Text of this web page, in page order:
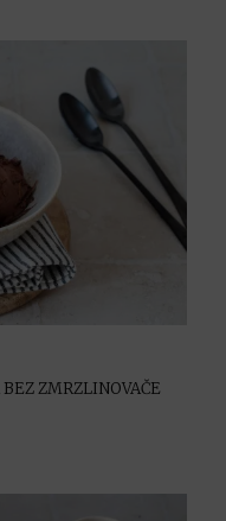
ZMRZLINOVAČE